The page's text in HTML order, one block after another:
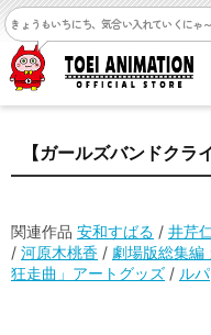
きょうもいちにち、気合い入れていくにゃ
【ガールズバンドク
関連作品 安和すばる / 井芹
/ 河原木桃香 / 劇場版総集編
狂走曲」アートグッズ / ルパ